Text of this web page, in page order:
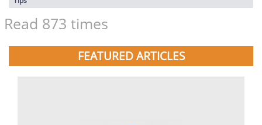
Read 873 times
FEATURED ARTICLES